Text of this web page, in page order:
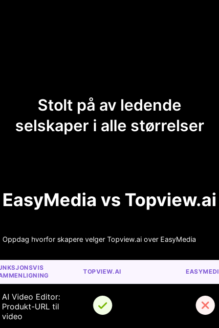
Stolt på av ledende
selskaper i alle størrelser
EasyMedia vs Topview.ai
Oppdag hvorfor skapere velger Topview.ai over EasyMedia
TOPVIEW.AI
AI Video Editor:
Produkt-URL til
video